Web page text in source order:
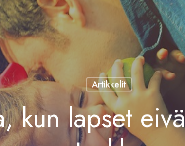
Artikkelit
kun lapset